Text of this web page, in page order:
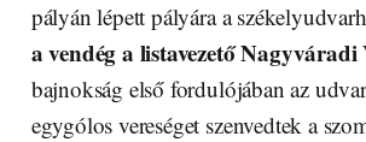
pályán lépett pályára a
a vendég a listavezető
bajnokság első fordulójában az
egygólos vereséget szenvedtek a